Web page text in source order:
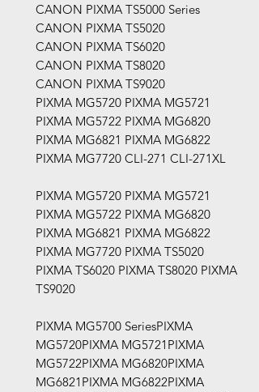
CANON PIXMA TS5000 Series
CANON PIXMA TS5020
CANON PIXMA TS6020
CANON PIXMA TS8020
CANON PIXMA TS9020
PIXMA MG5720 PIXMA MG5721
PIXMA MG5722 PIXMA MG6820
PIXMA MG6821 PIXMA MG6822
PIXMA MG7720 CLI-271 CLI-271XL
PIXMA MG5720 PIXMA MG5721
PIXMA MG5722 PIXMA MG6820
PIXMA MG6821 PIXMA MG6822
PIXMA MG7720 PIXMA TS5020
PIXMA TS6020 PIXMA TS8020 PIXMA
TS9020
PIXMA MG5700 SeriesPIXMA
MG5720PIXMA MG5721PIXMA
MG5722PIXMA MG6820PIXMA
MG6821PIXMA MG6822PIXMA